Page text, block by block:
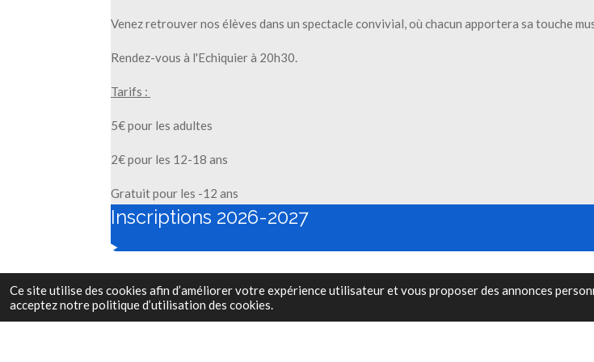
Ce site utilise des cookies afin d’améliorer votre expérience utilisateur et vous proposer des annonces
acceptez notre politique d’utilisation des cookies.
Venez retrouver nos élèves dans un spectacle convivial, où chacun apportera sa touche
Rendez-vous à l'Echiquier à 20h30.
Tarifs :
5€ pour les adultes
2€ pour les 12-18 ans
Gratuit pour les -12 ans
Inscriptions 2026-2027